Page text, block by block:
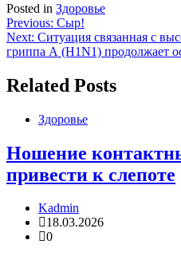
Posted in Здоровье
Навигация
по
Previous: Сыр!
Next: Ситуация связанная с
гриппа А (H1N1) продолжает
Related Posts
Здоровье
Ношение
привести к слепоте
Kadmin
18.03.2026
0